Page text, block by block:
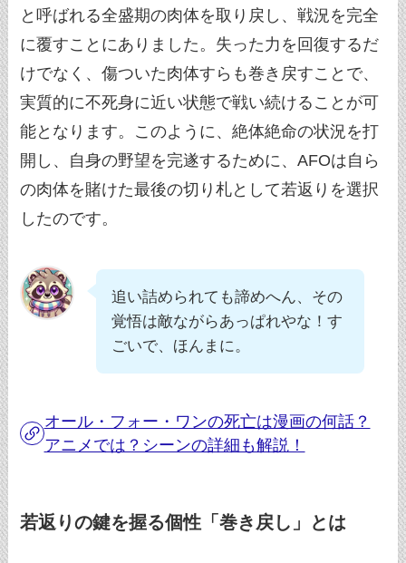
と呼ばれる全盛期の肉体を取り戻し、戦況を完全
に覆すことにありました。失った力を回復するだ
けでなく、傷ついた肉体すらも巻き戻すことで、
実質的に不死身に近い状態で戦い続けることが可
能となります。このように、絶体絶命の状況を打
開し、自身の野望を完遂するために、AFOは自ら
の肉体を賭けた最後の切り札として若返りを選択
したのです。
追い詰められても諦めへん、その
覚悟は敵ながらあっぱれやな！す
ごいで、ほんまに。
オール・フォー・ワンの死亡は漫画の何話？
アニメでは？シーンの詳細も解説！
若返りの鍵を握る個性「巻き戻し」とは